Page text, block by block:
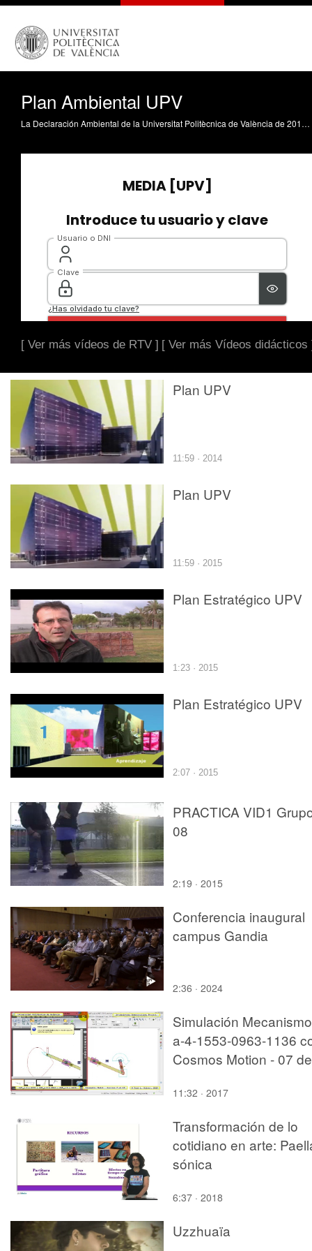
Plan Ambiental UPV
La Declaración Ambiental de la Universitat Politècnica de València de 2014 ha sido aprobada por el Consejo de Gobierno de esta institución universitaria. El documento, verificado por AENOR, contiene la revisión de las actuaciones ambientales que son públicas y difundidas, junto a los objetivos, para su conocimiento por toda la sociedad. Además, el Consejo de Gobierno ha ratificado también el Plan Ambiental de la UPV para 2015.
[ Ver más vídeos de RTV ] [ Ver más Vídeos didácticos
Plan UPV
11:59 · 2014
Plan UPV
11:59 · 2015
Plan Estratégico UPV
1:23 · 2015
Plan Estratégico UPV
2:07 · 2015
PRACTICA VID1
08
2:19 · 2015
Conferencia inaugural
campus Gandia
2:36 · 2024
Simulación
a-4-1553-0963-1136
Cosmos Motion - 07 de
11:32 · 2017
Transformación de lo
cotidiano en arte:
sónica
6:37 · 2018
Uzzhuaïa